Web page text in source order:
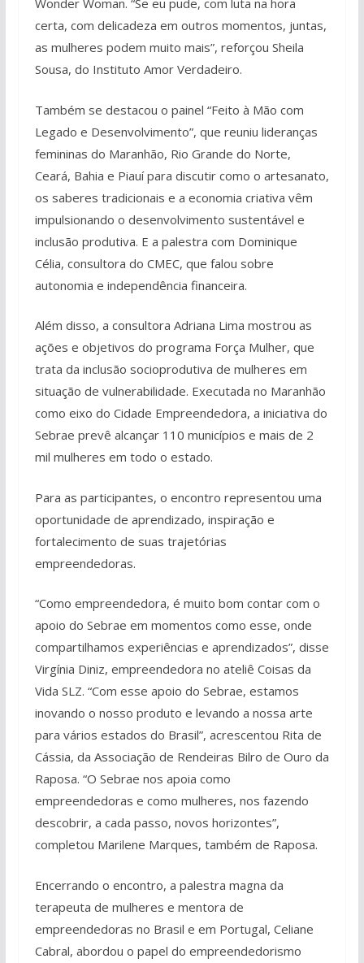
Wonder Woman. “Se eu pude, com luta na hora
certa, com delicadeza em outros momentos, juntas,
as mulheres podem muito mais”, reforçou Sheila
Sousa, do Instituto Amor Verdadeiro.
Também se destacou o painel “Feito à Mão com
Legado e Desenvolvimento”, que reuniu lideranças
femininas do Maranhão, Rio Grande do Norte,
Ceará, Bahia e Piauí para discutir como o artesanato,
os saberes tradicionais e a economia criativa vêm
impulsionando o desenvolvimento sustentável e
inclusão produtiva. E a palestra com Dominique
Célia, consultora do CMEC, que falou sobre
autonomia e independência financeira.
Além disso, a consultora Adriana Lima mostrou as
ações e objetivos do programa Força Mulher, que
trata da inclusão socioprodutiva de mulheres em
situação de vulnerabilidade. Executada no Maranhão
como eixo do Cidade Empreendedora, a iniciativa do
Sebrae prevê alcançar 110 municípios e mais de 2
mil mulheres em todo o estado.
Para as participantes, o encontro representou uma
oportunidade de aprendizado, inspiração e
fortalecimento de suas trajetórias
empreendedoras.
“Como empreendedora, é muito bom contar com o
apoio do Sebrae em momentos como esse, onde
compartilhamos experiências e aprendizados”, disse
Virgínia Diniz, empreendedora no ateliê Coisas da
Vida SLZ. “Com esse apoio do Sebrae, estamos
inovando o nosso produto e levando a nossa arte
para vários estados do Brasil”, acrescentou Rita de
Cássia, da Associação de Rendeiras Bilro de Ouro da
Raposa. “O Sebrae nos apoia como
empreendedoras e como mulheres, nos fazendo
descobrir, a cada passo, novos horizontes”,
completou Marilene Marques, também de Raposa.
Encerrando o encontro, a palestra magna da
terapeuta de mulheres e mentora de
empreendedoras no Brasil e em Portugal, Celiane
Cabral, abordou o papel do empreendedorismo